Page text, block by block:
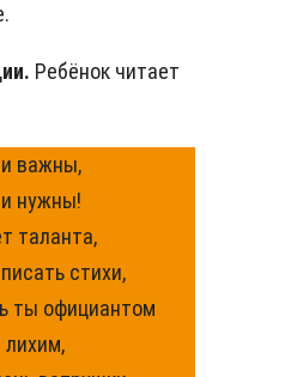
Ребёнок читает
важны,
нужны!
таланта,
стихи,
ты официантом